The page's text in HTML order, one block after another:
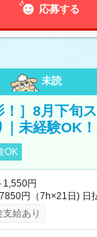
応募する
未読
！］8月下旬
｜未経験OK
OK
1,550円
日) 日払い、週払いOK（規定有
間】試用期間なし
給あり